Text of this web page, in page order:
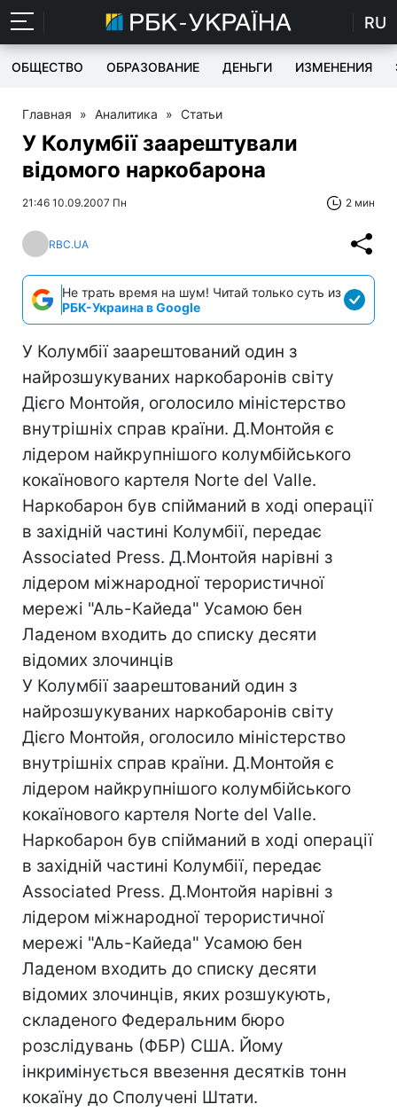
RU
ОБЩЕСТВО ОБРАЗОВАНИЕ ДЕНЬГИ ИЗМЕНЕНИЯ
Главная » Аналитика » Статьи
У Колумбії заарештували
відомого наркобарона
21:46 10.09.2007 Пн 2 мин
RBC.UA
Не трать время на шум! Читай только суть из
РБК-Украина в Google
У Колумбії заарештований один з
найрозшукуваних наркобаронів світу
Дієго Монтойя, оголосило міністерство
внутрішніх справ країни. Д.Монтойя є
лідером найкрупнішого колумбійського
кокаїнового картеля Norte del Valle.
Наркобарон був спійманий в ході операції
в західній частині Колумбії, передає
Associated Press. Д.Монтойя нарівні з
лідером міжнародної терористичної
мережі "Аль-Кайеда" Усамою бен
Ладеном входить до списку десяти
відомих злочинців
У Колумбії заарештований один з
найрозшукуваних наркобаронів світу
Дієго Монтойя, оголосило міністерство
внутрішніх справ країни. Д.Монтойя є
лідером найкрупнішого колумбійського
кокаїнового картеля Norte del Valle.
Наркобарон був спійманий в ході операції
в західній частині Колумбії, передає
Associated Press. Д.Монтойя нарівні з
лідером міжнародної терористичної
мережі "Аль-Кайеда" Усамою бен
Ладеном входить до списку десяти
відомих злочинців, яких розшукують,
складеного Федеральним бюро
розслідувань (ФБР) США. Йому
інкримінується ввезення десятків тонн
кокаїну до Сполучені Штати.